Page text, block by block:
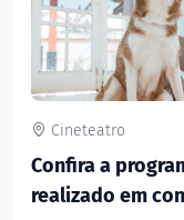
Cineteatro
Confira a
realizado em